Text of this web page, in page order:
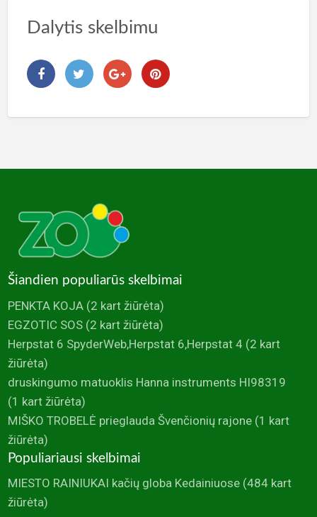
Dalytis skelbimu
Šiandien populiarūs skelbimai
PENKTA KOJA(2 kart žiūrėta)
EGZOTIC SOS(2 kart žiūrėta)
Herpstat 6 SpyderWeb,Herpstat 6,Herpstat 4(2 kart
žiūrėta)
druskingumo matuoklis Hanna instruments HI98319
(1 kart žiūrėta)
MIŠKO TROBELĖ prieglauda Švenčionių rajone(1 kart
žiūrėta)
Populiariausi skelbimai
MIESTO RAINIUKAI kačių globa Kedainiuose(484 kart
žiūrėta)